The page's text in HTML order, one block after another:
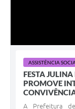
ASSISTÊNCIA
FESTA
PROMOVE
A Prefeitura